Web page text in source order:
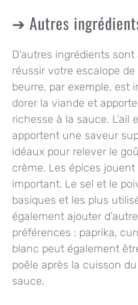
Autres
D’autres ingrédients
réussir votre escalope
beurre, par exemple, est
dorer la viande et
richesse à la sauce. L’ail
apportent une saveur
idéaux pour relever le
crème. Les épices
important. Le sel et le
basiques et les plus
également ajouter
préférences : paprika,
blanc peut également
poêle après la cuisson
sauce.